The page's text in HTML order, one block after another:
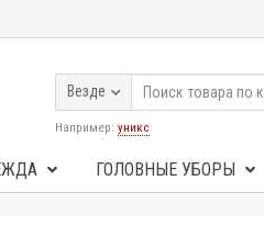
Везде
Например: уникс
ГОЛОВНЫЕ УБОРЫ